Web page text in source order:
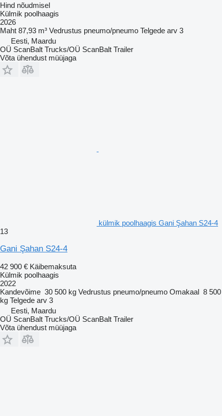
Hind nõudmisel
Külmik poolhaagis
2026
Maht 87,93 m³ Vedrustus pneumo/pneumo Telgede arv 3
Eesti, Maardu
OÜ ScanBalt Trucks/OÜ ScanBalt Trailer
Võta ühendust müüjaga
külmik poolhaagis Gani Şahan S24-4
13
Gani Şahan S24-4
42 900 € Käibemaksuta
Külmik poolhaagis
2022
Kandevõime 30 500 kg Vedrustus pneumo/pneumo Omakaal 8 500
kg Telgede arv 3
Eesti, Maardu
OÜ ScanBalt Trucks/OÜ ScanBalt Trailer
Võta ühendust müüjaga